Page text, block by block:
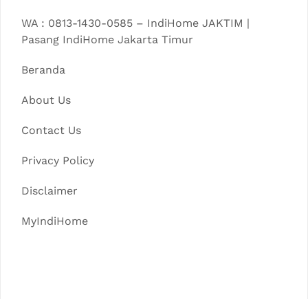
WA : 0813-1430-0585 – IndiHome JAKTIM |
Pasang IndiHome Jakarta Timur
Beranda
About Us
Contact Us
Privacy Policy
Disclaimer
MyIndiHome